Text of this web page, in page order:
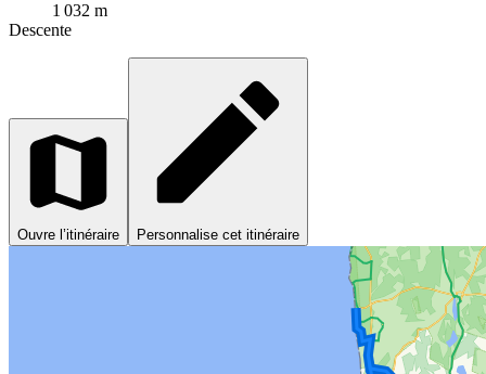
1 032 m
Descente
Ouvre l’itinéraire Personnalise cet itinéraire